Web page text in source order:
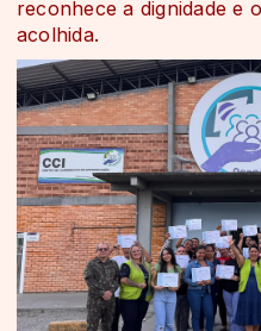
reconhece a dignidade e
acolhida.